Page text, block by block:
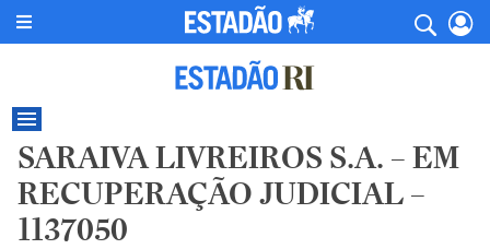
SARAIVA LIVREIROS S.A. – EM
RECUPERAÇÃO JUDICIAL –
1137050